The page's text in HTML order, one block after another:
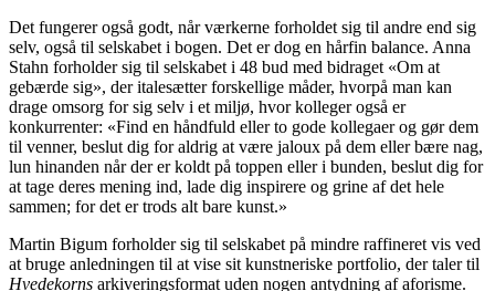
Det fungerer også godt, når værkerne forholdet sig til andre end sig
selv, også til selskabet i bogen. Det er dog en hårfin balance. Anna
Stahn forholder sig til selskabet i 48 bud med bidraget «Om at
gebærde sig», der italesætter forskellige måder, hvorpå man kan
drage omsorg for sig selv i et miljø, hvor kolleger også er
konkurrenter: «Find en håndfuld eller to gode kollegaer og gør dem
til venner, beslut dig for aldrig at være jaloux på dem eller bære nag,
lun hinanden når der er koldt på toppen eller i bunden, beslut dig for
at tage deres mening ind, lade dig inspirere og grine af det hele
sammen; for det er trods alt bare kunst.»
Martin Bigum forholder sig til selskabet på mindre raffineret vis ved
at bruge anledningen til at vise sit kunstneriske portfolio, der taler til
Hvedekorns arkiveringsformat uden nogen antydning af aforisme.